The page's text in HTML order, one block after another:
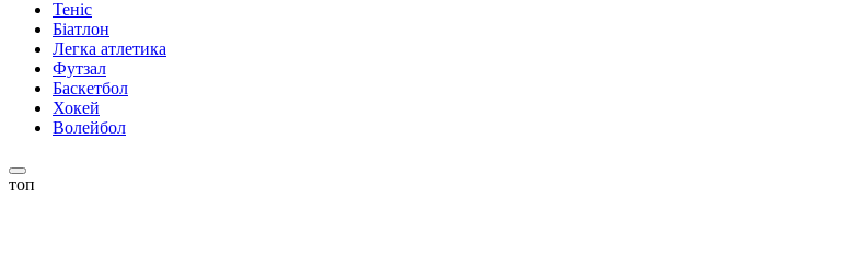
Теніс
Біатлон
Легка атлетика
Футзал
Баскетбол
Хокей
Волейбол
топ